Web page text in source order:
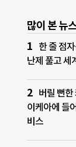
많이 본 뉴
한 줄 점
난제 풀고 세
버릴 뻔
이케아에 들
비스